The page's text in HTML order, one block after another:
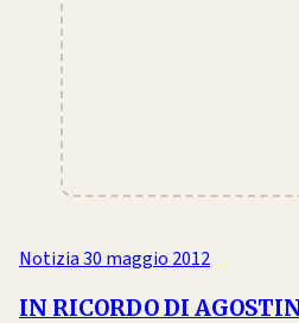
Notizia30 maggio 2012
IN RICORDO DI